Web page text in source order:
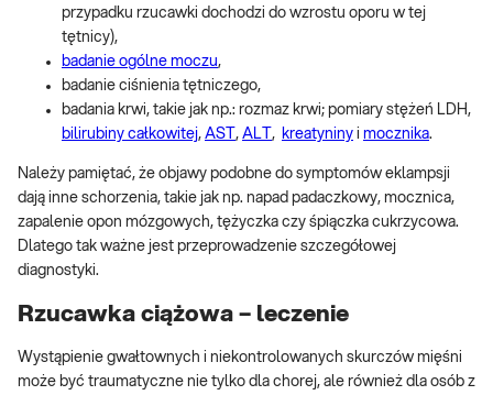
przypadku rzucawki dochodzi do wzrostu oporu w tej
tętnicy),
badanie ogólne moczu,
badanie ciśnienia tętniczego,
badania krwi, takie jak np.: rozmaz krwi; pomiary stężeń LDH,
bilirubiny całkowitej, AST , ALT , kreatyniny i mocznika.
Należy pamiętać, że objawy podobne do symptomów eklampsji
dają inne schorzenia, takie jak np. napad padaczkowy, mocznica,
zapalenie opon mózgowych, tężyczka czy śpiączka cukrzycowa.
Dlatego tak ważne jest przeprowadzenie szczegółowej
diagnostyki.
Rzucawka ciążowa – leczenie
Wystąpienie gwałtownych i niekontrolowanych skurczów mięśni
może być traumatyczne nie tylko dla chorej, ale również dla osób z